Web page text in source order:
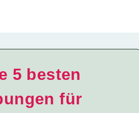
5 besten
für